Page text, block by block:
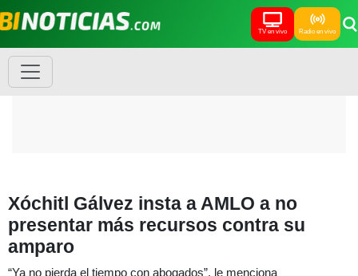
TV en vivo Radio en vivo
Xóchitl Gálvez insta a AMLO a no
presentar más recursos contra su
amparo
“Ya no pierda el tiempo con abogados”, le menciona